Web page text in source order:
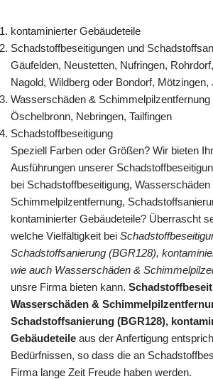
kontaminierter Gebäudeteile
Schadstoffbeseitigungen und
Gäufelden, Neustetten, Nufringen,
Nagold, Wildberg oder Bondorf, Mötzingen,
Wasserschäden &
Öschelbronn, Nebringen, Tailfingen
Schadstoffbeseitigung
Speziell Farben oder Größen? Wir bieten
Ausführungen unserer
bei Schadstoffbeseitigung, Wasserschäden
Schimmelpilzentfernung,
kontaminierter Gebäudeteile? Überrascht
welche Vielfältigkeit bei
Schadstoffsanierung (BGR128),
wie auch Wasserschäden &
unsre Firma bieten kann.
Wasserschäden &
Schadstoffsanierung (BGR128),
Gebäudeteile aus der Anfertigung
Bedürfnissen, so dass die an
Firma lange Zeit Freude haben werden.